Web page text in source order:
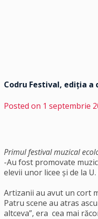
Codru Festival, ediția a
Posted on 1 septembrie
Primul festival muzical
-Au fost promovate
elevii unor licee și de la
Artizanii au avut un cort
Patru scene au atras
altceva”, era cea mai